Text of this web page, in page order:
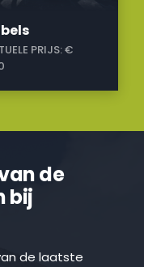
PRIJS:€
de
bij
de laatste